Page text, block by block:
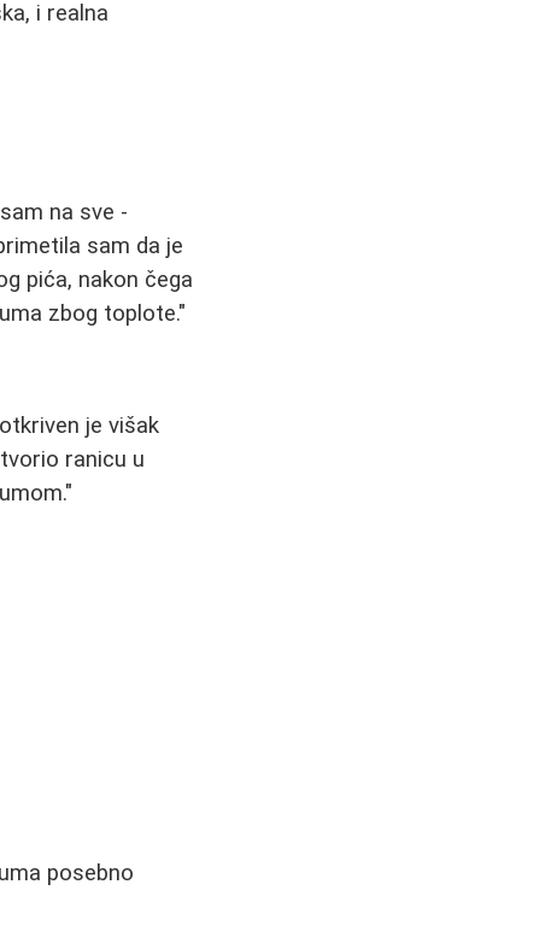
i realna
na sve -
sam da je
pića, nakon čega
zbog toplote."
je višak
ranicu u
posebno